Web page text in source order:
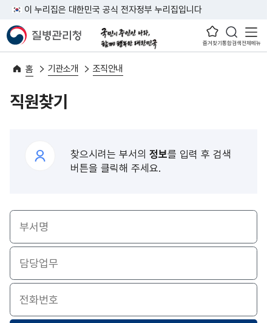
이 누리집은 대한민국 공식 전자정부 누리집입니다
즐겨찾기통합검색전체메뉴
홈 기관소개 조직안내
직원찾기
찾으시려는 부서의 정보를 입력 후 검색
버튼을 클릭해 주세요.